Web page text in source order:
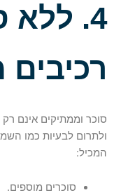
4. ללא
רכיבים
סוכר וממתיקים אינם רק
ולתרום לבעיות כמו
המכיל:
סוכרים מוספים.